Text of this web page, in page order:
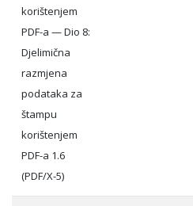
korištenjem
PDF-a — Dio 8:
Djelimična
razmjena
podataka za
štampu
korištenjem
PDF-a 1.6
(PDF/X-5)